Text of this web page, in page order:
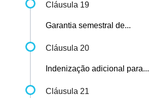
Cláusula 19
Garantia semestral de...
Cláusula 20
Indenização adicional para...
Cláusula 21